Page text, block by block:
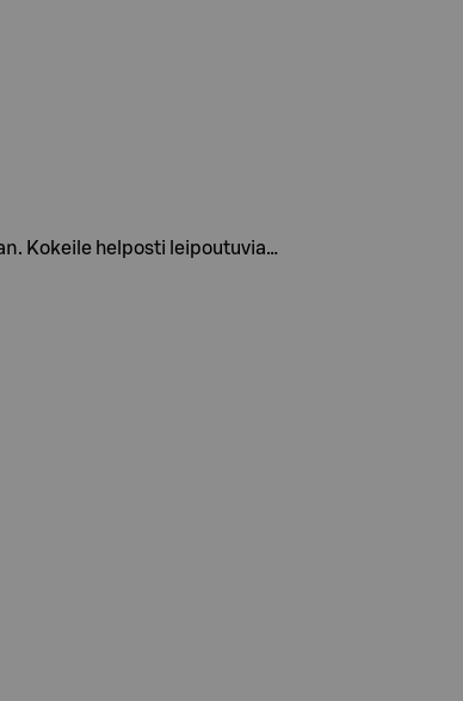
Kokeile helposti leipoutuvia…